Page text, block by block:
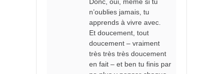
Donc, oui, même si tu
n’oublies jamais, tu
apprends à vivre avec.
Et doucement, tout
doucement – vraiment
très très très doucement
en fait – et ben tu finis par